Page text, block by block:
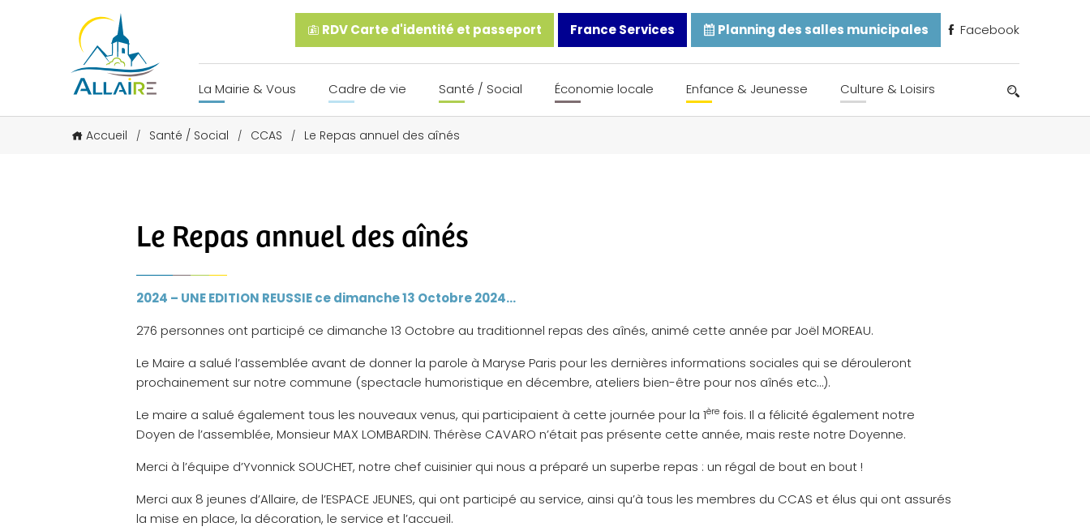
RDV Carte d'identité et passeport France Services Planning des salles municipales Facebook
La Mairie & Vous Cadre de vie Santé / Social Économie locale Enfance & Jeunesse Culture & Loisirs
Accueil / Santé / Social / CCAS / Le Repas annuel des aînés
Le Repas annuel des aînés
2024 – UNE EDITION REUSSIE ce dimanche 13 Octobre 2024…
276 personnes ont participé ce dimanche 13 Octobre au traditionnel repas des aînés, animé cette année par Joël MOREAU.
Le Maire a salué l’assemblée avant de donner la parole à Maryse Paris pour les dernières informations sociales qui se dérouleront
prochainement sur notre commune (spectacle humoristique en décembre, ateliers bien-être pour nos aînés etc…).
Le maire a salué également tous les nouveaux venus, qui participaient à cette journée pour la 1ère fois. Il a félicité également notre
Doyen de l’assemblée, Monsieur MAX LOMBARDIN. Thérèse CAVARO n’était pas présente cette année, mais reste notre Doyenne.
Merci à l’équipe d’Yvonnick SOUCHET, notre chef cuisinier qui nous a préparé un superbe repas : un régal de bout en bout !
Merci aux 8 jeunes d’Allaire, de l’ESPACE JEUNES, qui ont participé au service, ainsi qu’à tous les membres du CCAS et élus qui ont assurés
la mise en place, la décoration, le service et l’accueil.